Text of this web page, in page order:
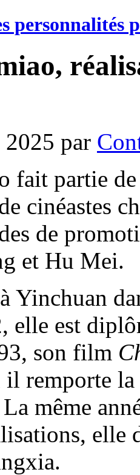
personnalités
par
fait partie
cinéastes
de
et Hu Mei.
Yinchuan
elle est
son film
il remporte
même
elle